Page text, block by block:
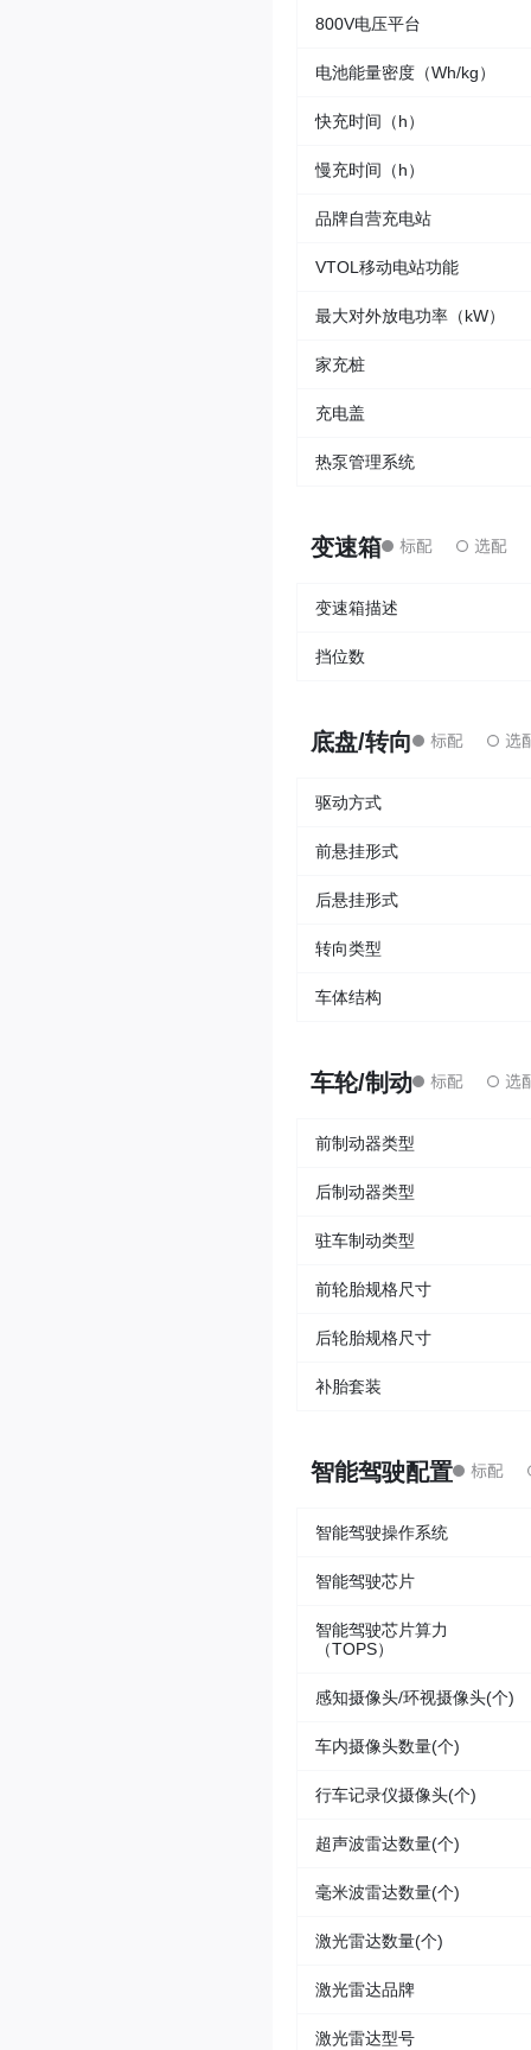
800V电压平台
电池能量密度（Wh/kg）
快充时间（h）
慢充时间（h）
品牌自营充电站
VTOL移动电站功能
最大对外放电功率（kW）
家充桩
充电盖
热泵管理系统
变速箱
变速箱描述
挡位数
底盘/转向
驱动方式
前悬挂形式
后悬挂形式
转向类型
车体结构
车轮/制动
前制动器类型
后制动器类型
驻车制动类型
前轮胎规格尺寸
后轮胎规格尺寸
补胎套装
智能驾驶配置
智能驾驶操作系统
智能驾驶芯片
智能驾驶芯片算力
（TOPS）
感知摄像头/环视摄像头(个)
车内摄像头数量(个)
行车记录仪摄像头(个)
超声波雷达数量(个)
毫米波雷达数量(个)
激光雷达数量(个)
激光雷达品牌
激光雷达型号